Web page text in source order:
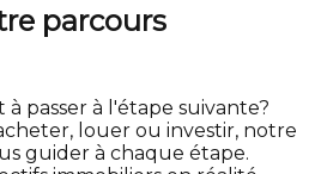
parcours
passer à l'étape suivante?
louer ou investir, notre
guider à chaque étape.